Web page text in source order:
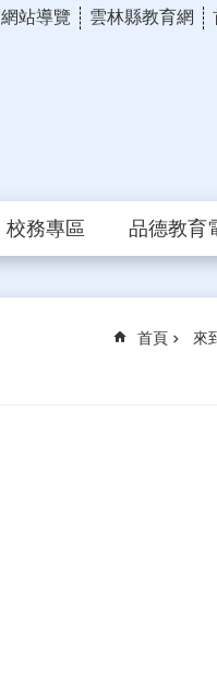
網站導覽 雲林縣教育網
校務專區 品德教育
首頁 來